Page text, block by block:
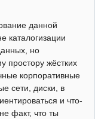
данной
каталогизации
но
простору жёстких
корпоративные
сети, диски, в
и что-
факт, что ты